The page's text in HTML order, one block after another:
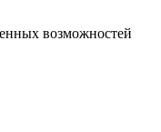
возможностей